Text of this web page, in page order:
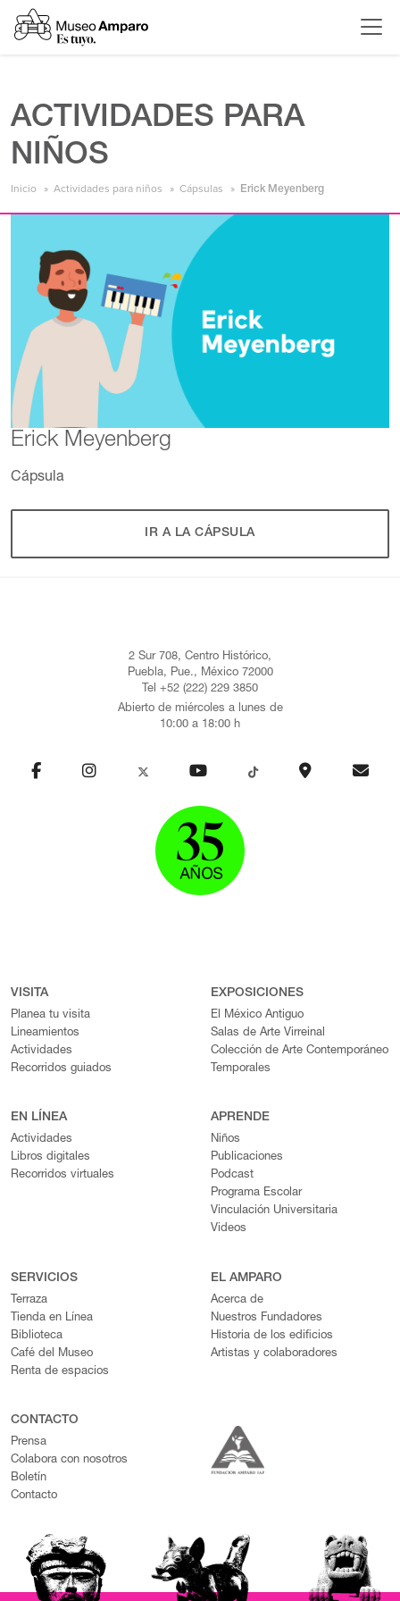
ACTIVIDADES PARA
NIÑOS
Inicio Actividades para niños Cápsulas Erick Meyenberg
Erick Meyenberg
Cápsula
IR A LA CÁPSULA
2 Sur 708, Centro Histórico,
Puebla, Pue., México 72000
Tel +52 (222) 229 3850
Abierto de miércoles a lunes de
10:00 a 18:00 h
VISITA
Planea tu visita
Lineamientos
Actividades
Recorridos guiados
EXPOSICIONES
El México Antiguo
Salas de Arte Virreinal
Colección de Arte Contemporáneo
Temporales
EN LÍNEA
Actividades
Libros digitales
Recorridos virtuales
APRENDE
Niños
Publicaciones
Podcast
Programa Escolar
Vinculación Universitaria
Videos
SERVICIOS
Terraza
Tienda en Línea
Biblioteca
Café del Museo
Renta de espacios
EL AMPARO
Acerca de
Nuestros Fundadores
Historia de los edificios
Artistas y colaboradores
CONTACTO
Prensa
Colabora con nosotros
Boletín
Contacto